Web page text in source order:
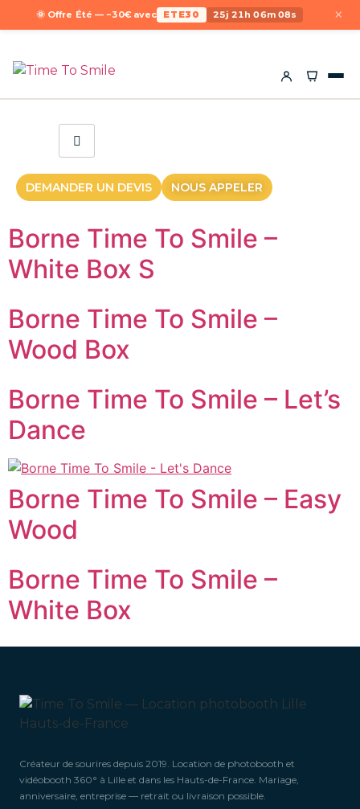
🌞 Offre Été — −30€ avec ETE30 25j 21h 06m 08s ×
DEMANDER UN DEVIS NOUS APPELER
Borne Time To Smile –
White Box S
Borne Time To Smile –
Wood Box
Borne Time To Smile – Let’s
Dance
Borne Time To Smile – Easy
Wood
Borne Time To Smile –
White Box
Créateur de sourires depuis 2019. Location de photobooth et
vidéobooth 360° à Lille et dans les Hauts-de-France. Mariage,
anniversaire, entreprise — retrait ou livraison possible.